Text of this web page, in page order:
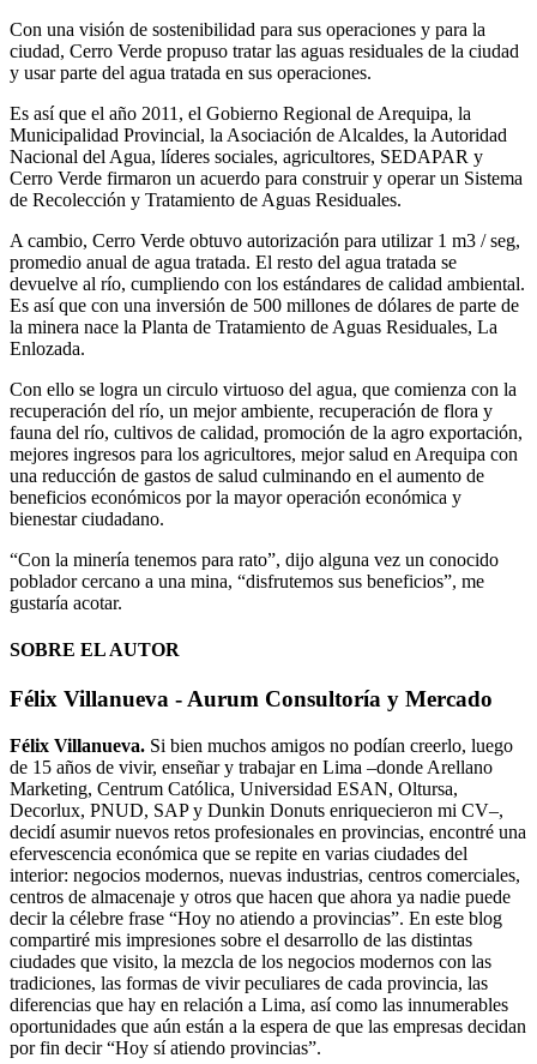
Con una visión de sostenibilidad para sus operaciones y para la
ciudad, Cerro Verde propuso tratar las aguas residuales de la ciudad
y usar parte del agua tratada en sus operaciones.
Es así que el año 2011, el Gobierno Regional de Arequipa, la
Municipalidad Provincial, la Asociación de Alcaldes, la Autoridad
Nacional del Agua, líderes sociales, agricultores, SEDAPAR y
Cerro Verde firmaron un acuerdo para construir y operar un Sistema
de Recolección y Tratamiento de Aguas Residuales.
A cambio, Cerro Verde obtuvo autorización para utilizar 1 m3 / seg,
promedio anual de agua tratada. El resto del agua tratada se
devuelve al río, cumpliendo con los estándares de calidad ambiental.
Es así que con una inversión de 500 millones de dólares de parte de
la minera nace la Planta de Tratamiento de Aguas Residuales, La
Enlozada.
Con ello se logra un circulo virtuoso del agua, que comienza con la
recuperación del río, un mejor ambiente, recuperación de flora y
fauna del río, cultivos de calidad, promoción de la agro exportación,
mejores ingresos para los agricultores, mejor salud en Arequipa con
una reducción de gastos de salud culminando en el aumento de
beneficios económicos por la mayor operación económica y
bienestar ciudadano.
“Con la minería tenemos para rato”, dijo alguna vez un conocido
poblador cercano a una mina, “disfrutemos sus beneficios”, me
gustaría acotar.
SOBRE EL AUTOR
Félix Villanueva - Aurum Consultoría y Mercado
Félix Villanueva. Si bien muchos amigos no podían creerlo, luego
de 15 años de vivir, enseñar y trabajar en Lima –donde Arellano
Marketing, Centrum Católica, Universidad ESAN, Oltursa,
Decorlux, PNUD, SAP y Dunkin Donuts enriquecieron mi CV–,
decidí asumir nuevos retos profesionales en provincias, encontré una
efervescencia económica que se repite en varias ciudades del
interior: negocios modernos, nuevas industrias, centros comerciales,
centros de almacenaje y otros que hacen que ahora ya nadie puede
decir la célebre frase “Hoy no atiendo a provincias”. En este blog
compartiré mis impresiones sobre el desarrollo de las distintas
ciudades que visito, la mezcla de los negocios modernos con las
tradiciones, las formas de vivir peculiares de cada provincia, las
diferencias que hay en relación a Lima, así como las innumerables
oportunidades que aún están a la espera de que las empresas decidan
por fin decir “Hoy sí atiendo provincias”.